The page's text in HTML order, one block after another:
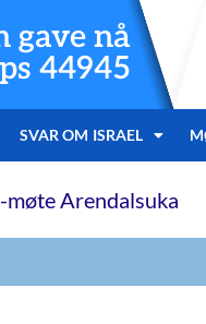
gave nå
44945
SVAR OM ISRAEL
møte Arendalsuka